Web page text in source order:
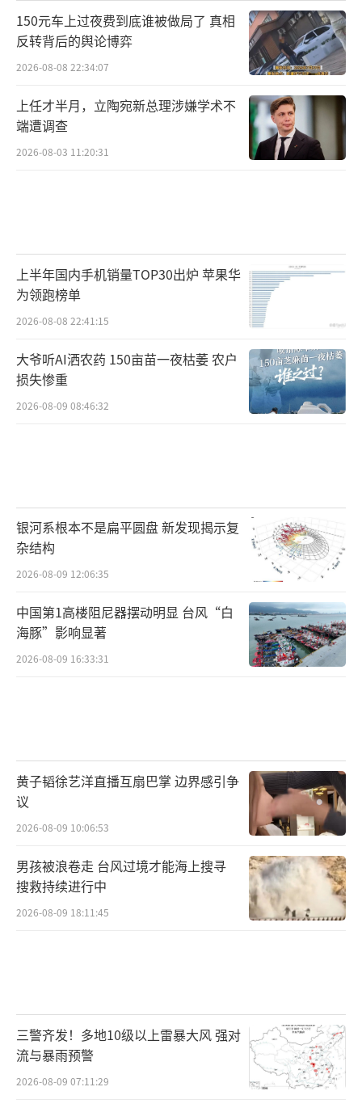
150元车上过夜费到底谁被做局了 真相
反转背后的舆论博弈
2026-08-08 22:34:07
上任才半月，立陶宛新总理涉嫌学术不
端遭调查
2026-08-03 11:20:31
上半年国内手机销量TOP30出炉 苹果华
为领跑榜单
2026-08-08 22:41:15
大爷听AI洒农药 150亩苗一夜枯萎 农户
损失惨重
2026-08-09 08:46:32
银河系根本不是扁平圆盘 新发现揭示复
杂结构
2026-08-09 12:06:35
中国第1高楼阻尼器摆动明显 台风“白
海豚”影响显著
2026-08-09 16:33:31
黄子韬徐艺洋直播互扇巴掌 边界感引争
议
2026-08-09 10:06:53
男孩被浪卷走 台风过境才能海上搜寻
搜救持续进行中
2026-08-09 18:11:45
三警齐发！多地10级以上雷暴大风 强对
流与暴雨预警
2026-08-09 07:11:29